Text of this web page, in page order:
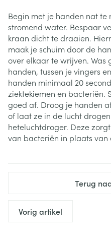
Begin met je handen nat te
stromend water. Bespaar
kraan dicht te draaien.
maak je schuim door de
over elkaar te wrijven.
handen, tussen je vingers
handen minimaal 20
ziektekiemen en bacteriën.
goed af. Droog je handen
of laat ze in de lucht
heteluchtdroger. Deze
van bacteriën in plaats van
Terug
Vorig artikel